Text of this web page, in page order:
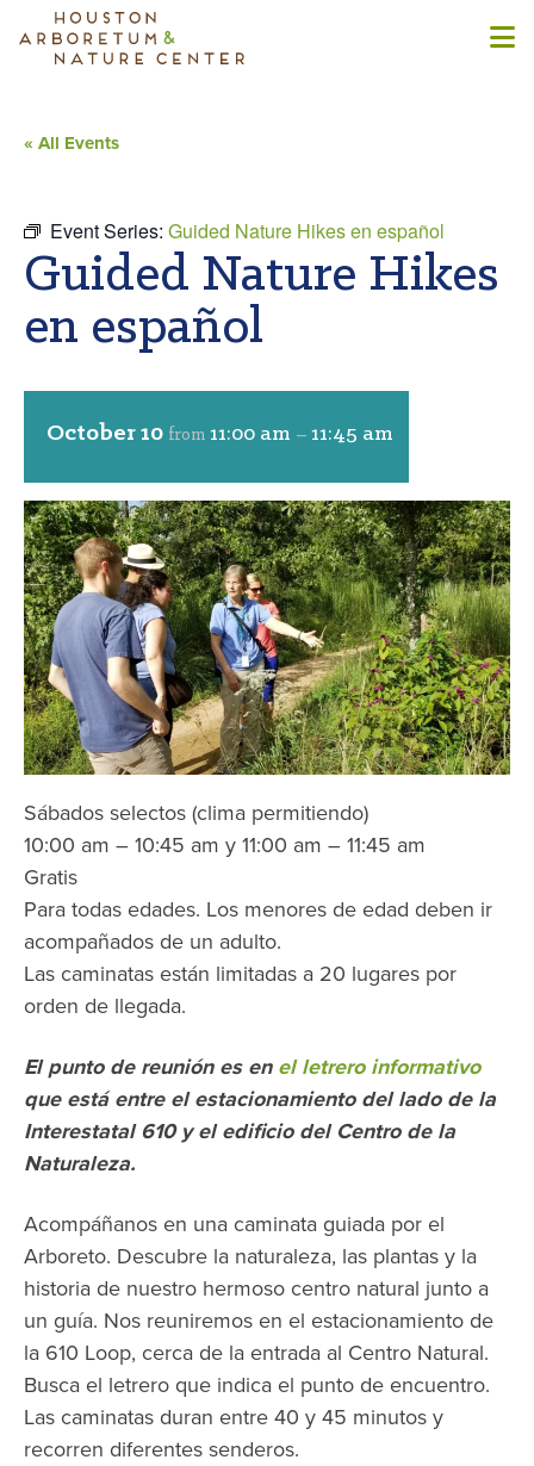
« All Events
Event Series: Guided Nature Hikes en español
Guided Nature Hikes
en español
October 10 from11:00 am –11:45 am
Sábados selectos (clima permitiendo)
10:00 am – 10:45 am y 11:00 am – 11:45 am
Gratis
Para todas edades. Los menores de edad deben ir
acompañados de un adulto.
Las caminatas están limitadas a 20 lugares por
orden de llegada.
El punto de reunión es enel letrero informativo
que está entre el estacionamiento del lado de la
Interestatal 610 y el edificio del Centro de la
Naturaleza.
Acompáñanos en una caminata guiada por el
Arboreto. Descubre la naturaleza, las plantas y la
historia de nuestro hermoso centro natural junto a
un guía. Nos reuniremos en el estacionamiento de
la 610 Loop, cerca de la entrada al Centro Natural.
Busca el letrero que indica el punto de encuentro.
Las caminatas duran entre 40 y 45 minutos y
recorren diferentes senderos.